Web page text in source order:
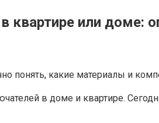
или доме:
понять, какие материалы и
в доме и квартире.